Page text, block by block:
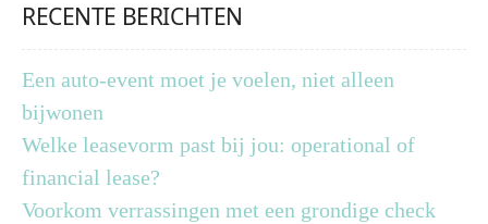
RECENTE BERICHTEN
Een auto-event moet je voelen, niet alleen
bijwonen
Welke leasevorm past bij jou: operational of
financial lease?
Voorkom verrassingen met een grondige check